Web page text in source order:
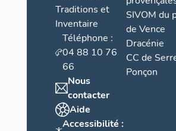
Traditions et
Inventaire
Téléphone :
04 88 10 76
66
Nous
contacter
Aide
Accessibilité :
SIVOM du
de Vence
Dracénie
CC de
Ponçon